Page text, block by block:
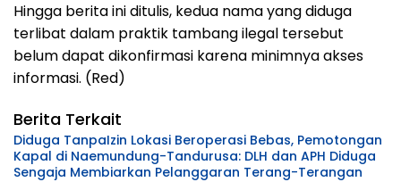
Hingga berita ini ditulis, kedua nama yang diduga
terlibat dalam praktik tambang ilegal tersebut
belum dapat dikonfirmasi karena minimnya akses
informasi. (Red)
Berita Terkait
Diduga TanpaIzin Lokasi Beroperasi Bebas, Pemotongan
Kapal di Naemundung-Tandurusa: DLH dan APH Diduga
Sengaja Membiarkan Pelanggaran Terang-Terangan